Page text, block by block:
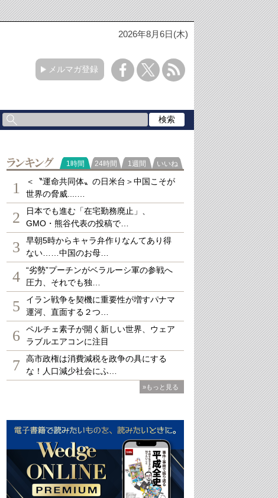
2026年8月6日(木)
メルマガ登録
ランキング
1時間 24時間 1週間 いいね
1
＜〝運命共同体〟の日米台＞中国こそが
世界の脅威....…
2
日本でも進む「在宅勤務廃止」、
GMO・熊谷代表の投稿で…
3
早朝5時からキャラ弁作りなんてあり得
ない……中国のお母…
4
“劣勢”プーチンがベラルーシ軍の参戦へ
圧力、それでも独…
5
イラン戦争を契機に重要性が増すパナマ
運河、直面する２つ…
6
ペルチェ素子が開く新しい世界、ウェア
ラブルエアコンに注目
7
高市政権は消費減税を政争の具にする
な！人口減少社会にふ…
»もっと見る